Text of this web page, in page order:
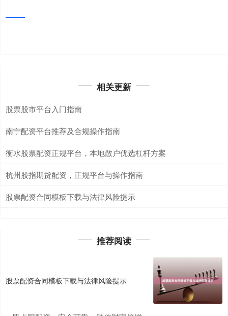
相关更新
股票股市平台入门指南
南宁配资平台推荐及合规操作指南
衡水股票配资正规平台，本地散户优选杠杆方案
杭州股指期货配资，正规平台与操作指南
股票配资合同模板下载与法律风险提示
推荐阅读
股票配资合同模板下载与法律风险提示